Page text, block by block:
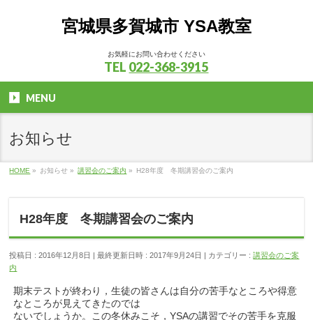
宮城県多賀城市 YSA教室
お気軽にお問い合わせください
TEL 022-368-3915
MENU
お知らせ
HOME » お知らせ » 講習会のご案内 » H28年度 冬期講習会のご案内
H28年度 冬期講習会のご案内
投稿日 : 2016年12月8日 最終更新日時 : 2017年9月24日 カテゴリー :講習会のご案
内
期末テストが終わり，生徒の皆さんは自分の苦手なところや得意
なところが見えてきたのでは
ないでしょうか。この冬休みこそ，YSAの講習でその苦手を克服